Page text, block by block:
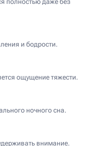
и бодрости.
ощущение тяжести.
ночного сна.
внимание.